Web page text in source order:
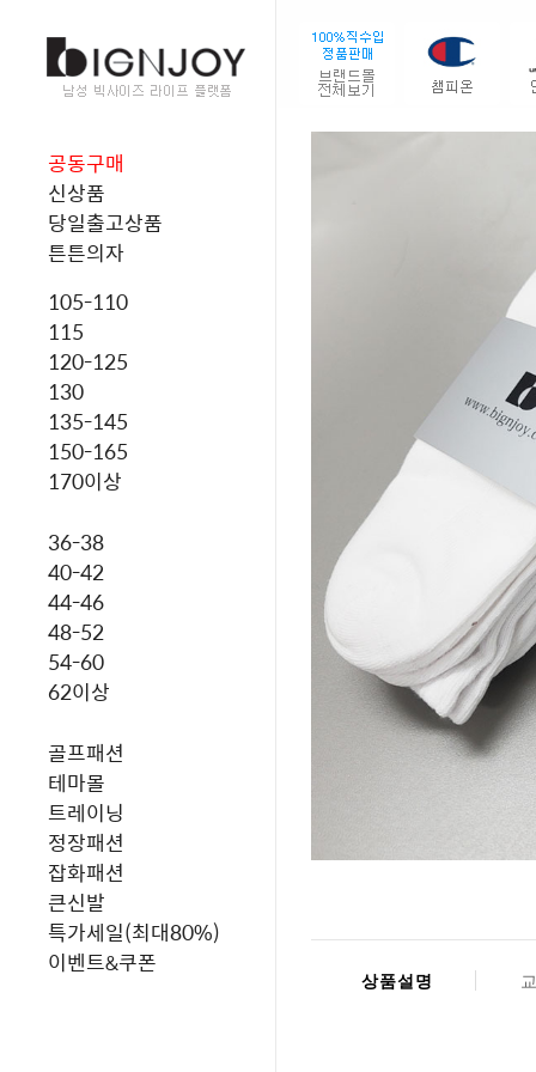
공동구매
신상품
당일출고상품
튼튼의자
105-110
115
120-125
130
135-145
150-165
170이상
36-38
40-42
44-46
48-52
54-60
62이상
골프패션
테마몰
트레이닝
정장패션
잡화패션
큰신발
특가세일(최대80%)
이벤트&쿠폰
상품설명